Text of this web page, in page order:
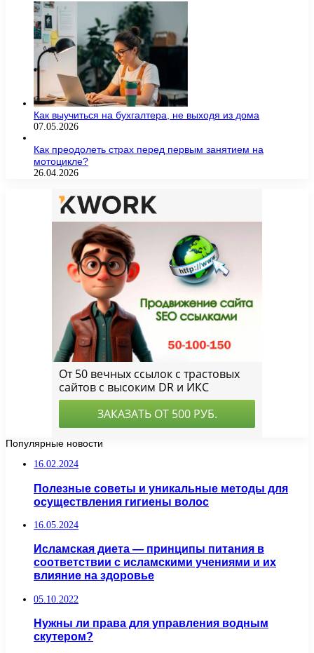
Как выучиться на бухгалтера, не выходя из дома
07.05.2026
Как преодолеть страх перед первым занятием на
мотоцикле?
26.04.2026
Популярные новости
16.02.2024
Полезные советы и уникальные методы для
осуществления гигиены волос
16.05.2024
Исламская диета — принципы питания в
соответствии с исламскими учениями и их
влияние на здоровье
05.10.2022
Нужны ли права для управления водным
скутером?